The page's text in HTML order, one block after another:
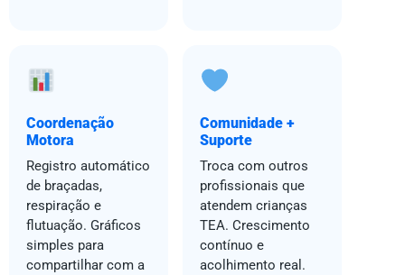
Coordenação
Motora
Registro automático
de braçadas,
respiração e
flutuação. Gráficos
simples para
compartilhar com a
Comunidade +
Suporte
Troca com outros
profissionais que
atendem crianças
TEA. Crescimento
contínuo e
acolhimento real.